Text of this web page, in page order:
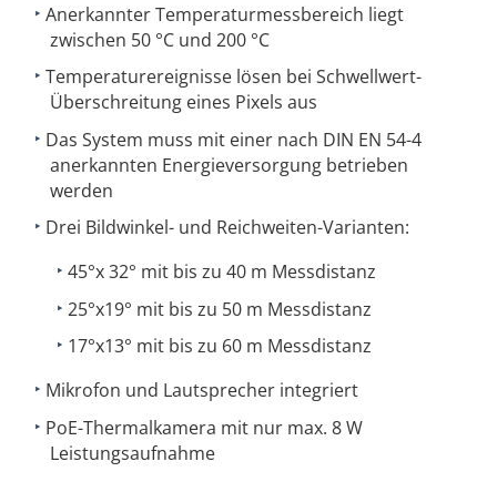
Anerkannter Temperaturmessbereich liegt
zwischen 50 °C und 200 °C
Temperaturereignisse lösen bei Schwellwert-
Überschreitung eines Pixels aus
Das System muss mit einer nach DIN EN 54-4
anerkannten Energieversorgung betrieben
werden
Drei Bildwinkel- und Reichweiten-Varianten:
45°x 32° mit bis zu 40 m Messdistanz
25°x19° mit bis zu 50 m Messdistanz
17°x13° mit bis zu 60 m Messdistanz
Mikrofon und Lautsprecher integriert
PoE-Thermalkamera mit nur max. 8 W
Leistungsaufnahme